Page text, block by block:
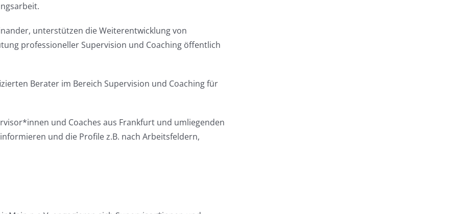
unterstützen die Weiterentwicklung von
professioneller Supervision und Coaching öffentlich
Berater im Bereich Supervision und Coaching für
und Coaches aus Frankfurt und umliegenden
und die Profile z.B. nach Arbeitsfeldern,